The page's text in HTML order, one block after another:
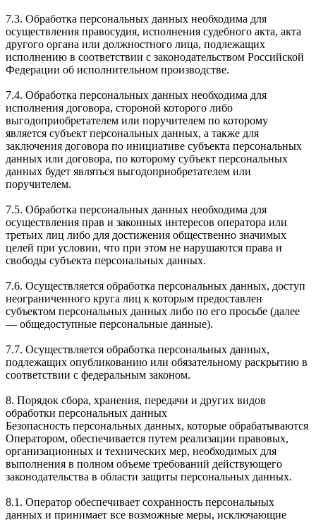
7.3. Обработка персональных данных необходима для
осуществления правосудия, исполнения судебного акта, акта
другого органа или должностного лица, подлежащих
исполнению в соответствии с законодательством Российской
Федерации об исполнительном производстве.
7.4. Обработка персональных данных необходима для
исполнения договора, стороной которого либо
выгодоприобретателем или поручителем по которому
является субъект персональных данных, а также для
заключения договора по инициативе субъекта персональных
данных или договора, по которому субъект персональных
данных будет являться выгодоприобретателем или
поручителем.
7.5. Обработка персональных данных необходима для
осуществления прав и законных интересов оператора или
третьих лиц либо для достижения общественно значимых
целей при условии, что при этом не нарушаются права и
свободы субъекта персональных данных.
7.6. Осуществляется обработка персональных данных, доступ
неограниченного круга лиц к которым предоставлен
субъектом персональных данных либо по его просьбе (далее
— общедоступные персональные данные).
7.7. Осуществляется обработка персональных данных,
подлежащих опубликованию или обязательному раскрытию в
соответствии с федеральным законом.
8. Порядок сбора, хранения, передачи и других видов
обработки персональных данных
Безопасность персональных данных, которые обрабатываются
Оператором, обеспечивается путем реализации правовых,
организационных и технических мер, необходимых для
выполнения в полном объеме требований действующего
законодательства в области защиты персональных данных.
8.1. Оператор обеспечивает сохранность персональных
данных и принимает все возможные меры, исключающие